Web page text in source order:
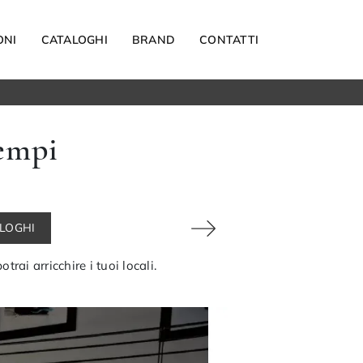
Arredo Giardino
CATALOGHI BRAND CONTATTI
arricchire i tuoi locali.